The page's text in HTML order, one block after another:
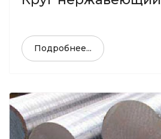
Подробнее...